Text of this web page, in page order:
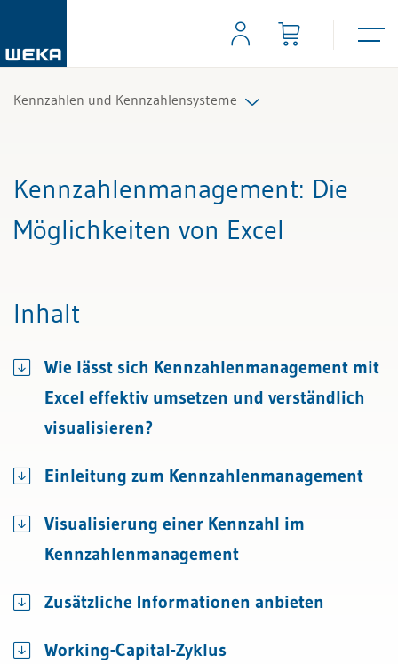
Kennzahlen und Kennzahlensysteme
Kennzahlenmanagement: Die
Möglichkeiten von Excel
Inhalt
Wie lässt sich Kennzahlenmanagement mit
Excel effektiv umsetzen und verständlich
visualisieren?
Einleitung zum Kennzahlenmanagement
Visualisierung einer Kennzahl im
Kennzahlenmanagement
Zusätzliche Informationen anbieten
Working-Capital-Zyklus